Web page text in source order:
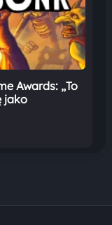
Awards: „To
jako